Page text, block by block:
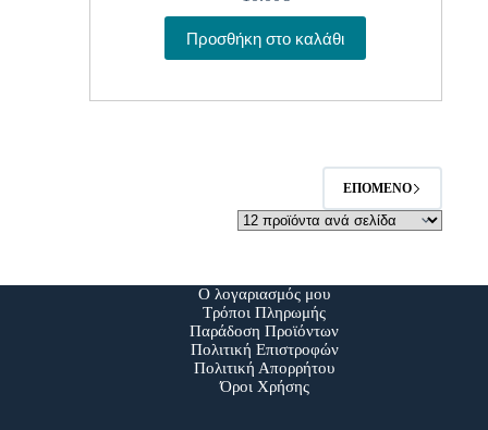
Προσθήκη στο καλάθι
ΕΠΌΜΕΝΟ
Ο λογαριασμός μου
Τρόποι Πληρωμής
Παράδοση Προϊόντων
Πολιτική Επιστροφών
Πολιτική Απορρήτου
Όροι Χρήσης